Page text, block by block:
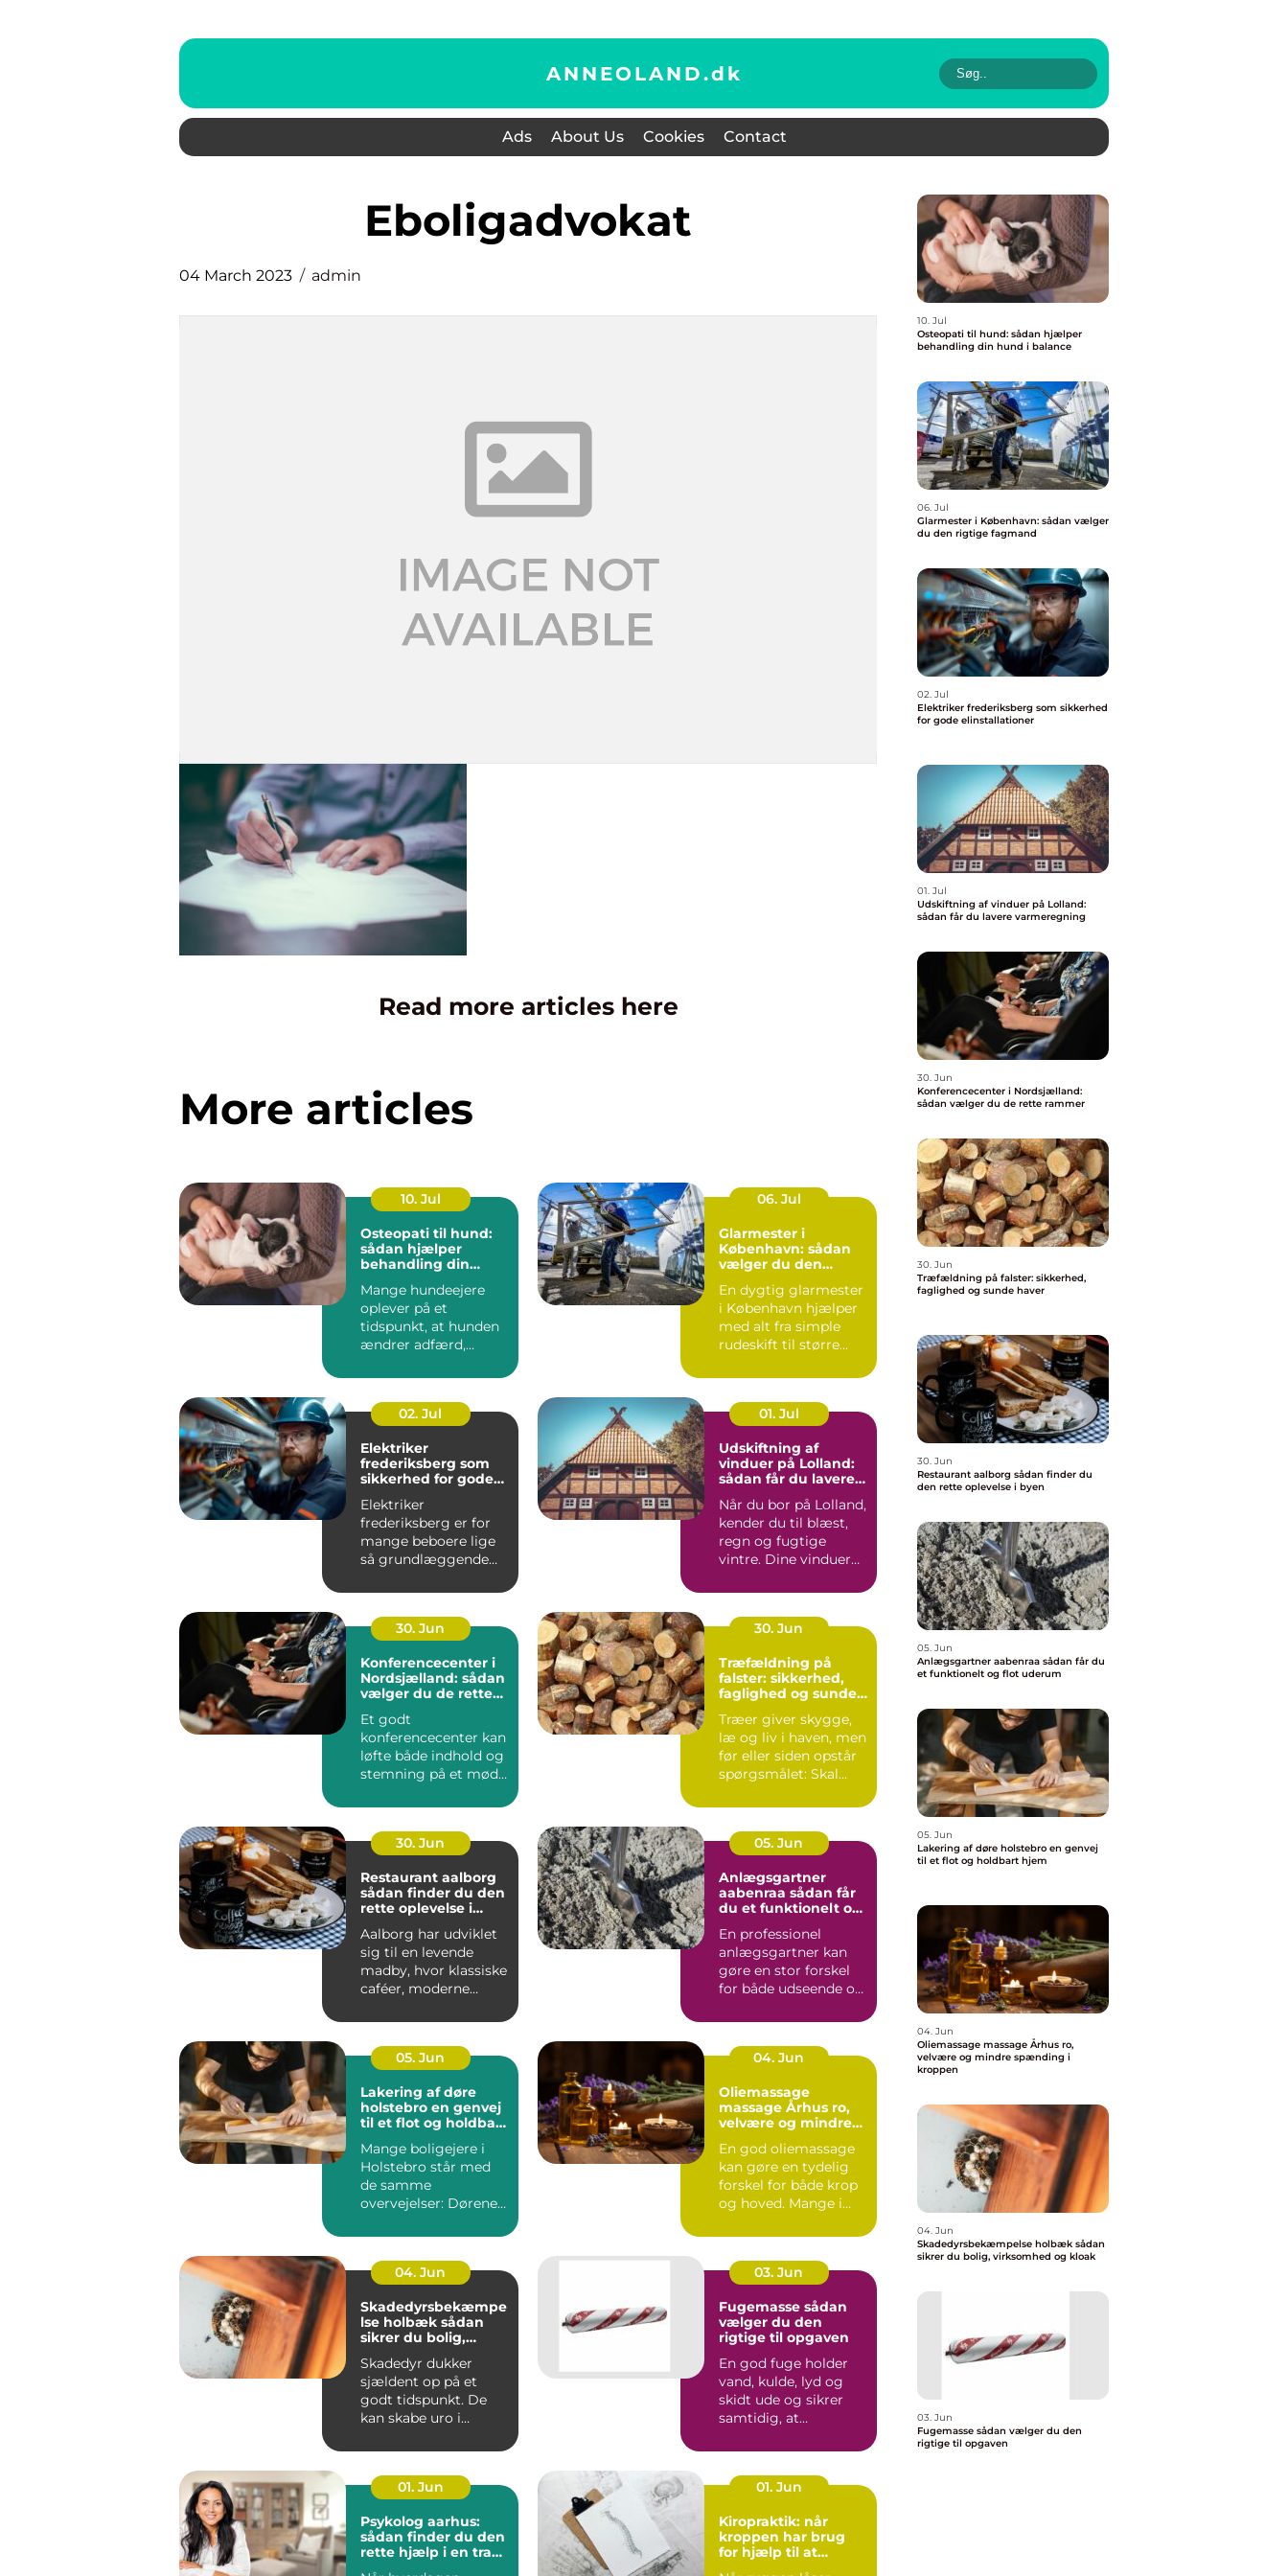
ANNEOLAND.dk
Ads About Us Cookies Contact
eboligadvokat
04 March 2023 admin
Read more articles here
More articles
10. Jul
Osteopati til hund:
sådan hjælper
behandling din
Mange hundeejere
oplever på et
tidspunkt, at hunden
ændrer adfærd,
06. Jul
Glarmester i
København: sådan
vælger du den
En dygtig glarmester
i København hjælper
med alt fra simple
rudeskift til større...
02. Jul
Elektriker
frederiksberg som
sikkerhed for gode
Elektriker
frederiksberg er for
mange beboere lige
så grundlæggende
varmekilder og...
01. Jul
Udskiftning af
vinduer på Lolland:
sådan får du lavere
Når du bor på Lolland,
kender du til blæst,
regn og fugtige
vintre. Dine vinduer
30. Jun
Konferencecenter i
Nordsjælland: sådan
vælger du de rette
Et godt
konferencecenter kan
løfte både indhold og
stemning på et møde.
30. Jun
Træfældning på
falster: sikkerhed,
faglighed og sunde
Træer giver skygge,
læ og liv i haven, men
før eller siden opstår
spørgsmålet: Skal
30. Jun
Restaurant aalborg
sådan finder du den
rette oplevelse i
Aalborg har udviklet
sig til en levende
madby, hvor klassiske
caféer, moderne
specialise...
05. Jun
Anlægsgartner
aabenraa sådan får
du et funktionelt og
En professionel
anlægsgartner kan
gøre en stor forskel
for både udseende og
Mange ...
05. Jun
Lakering af døre
holstebro en genvej
til et flot og holdbart
Mange boligejere i
Holstebro står med
de samme
overvejelser: Dørene
umoderne, o...
04. Jun
Oliemassage
massage Århus ro,
velvære og mindre
En god oliemassage
kan gøre en tydelig
forskel for både krop
og hoved. Mange i
massage ...
04. Jun
Skadedyrsbekæmpe
lse holbæk sådan
sikrer du bolig,
Skadedyr dukker
sjældent op på et
godt tidspunkt. De
kan skabe uro i
skader på ...
03. Jun
Fugemasse sådan
vælger du den
rigtige til opgaven
En god fuge holder
vand, kulde, lyd og
skidt ude og sikrer
samtidig, at
bevæge sig ud...
01. Jun
Psykolog aarhus:
sådan finder du den
rette hjælp i en travl
01. Jun
Kiropraktik: når
kroppen har brug
for hjælp til at
10. Jul
Osteopati til hund: sådan hjælper
behandling din hund i balance
06. Jul
Glarmester i København: sådan vælger
du den rigtige fagmand
02. Jul
Elektriker frederiksberg som sikkerhed
for gode elinstallationer
01. Jul
Udskiftning af vinduer på Lolland:
sådan får du lavere varmeregning
30. Jun
Konferencecenter i Nordsjælland:
sådan vælger du de rette rammer
30. Jun
Træfældning på falster: sikkerhed,
faglighed og sunde haver
30. Jun
Restaurant aalborg sådan finder du
den rette oplevelse i byen
05. Jun
Anlægsgartner aabenraa sådan får du
et funktionelt og flot uderum
05. Jun
Lakering af døre holstebro en genvej
til et flot og holdbart hjem
04. Jun
Oliemassage massage Århus ro,
velvære og mindre spænding i
kroppen
04. Jun
Skadedyrsbekæmpelse holbæk sådan
sikrer du bolig, virksomhed og kloak
03. Jun
Fugemasse sådan vælger du den
rigtige til opgaven